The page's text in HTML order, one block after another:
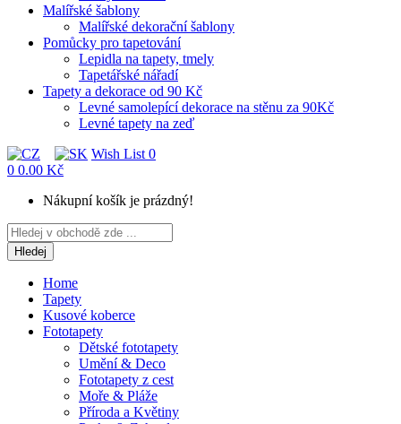
Malířské šablony
Malířské dekorační šablony
Pomůcky pro tapetování
Lepidla na tapety, tmely
Tapetářské nářadí
Tapety a dekorace od 90 Kč
Levné samolepící dekorace na stěnu za 90Kč
Levné tapety na zeď
Wish List 0
0 0.00 Kč
Nákupní košík je prázdný!
Hledej
Home
Tapety
Kusové koberce
Fototapety
Dětské fototapety
Umění & Deco
Fototapety z cest
Moře & Pláže
Příroda a Květiny